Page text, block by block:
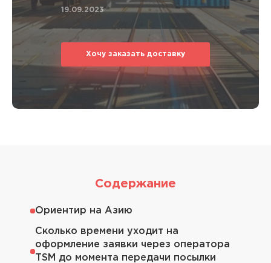
19.09.2023
Хочу заказать доставку
Содержание
Ориентир на Азию
Сколько времени уходит на
оформление заявки через оператора
TSM до момента передачи посылки